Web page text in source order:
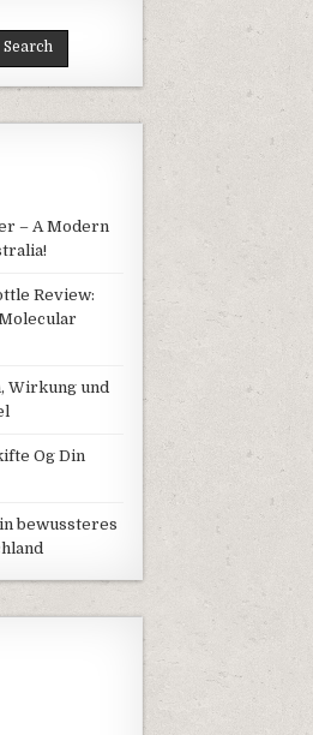
Search
– A Modern
Review:
Wirkung und
Og Din
bewussteres